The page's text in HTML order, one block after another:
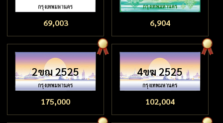
69,003 6,904
2ขฌ 2525
175,000
4ขฆ 2525
102,004